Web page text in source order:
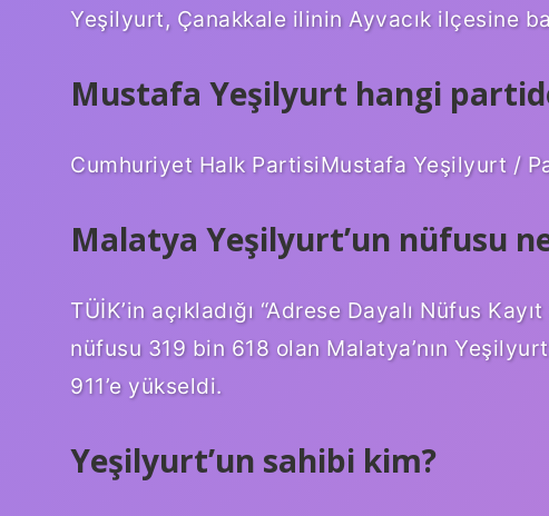
Yeşilyurt, Çanakkale ilinin Ayvacık ilçesine
Mustafa Yeşilyurt hangi
Cumhuriyet Halk PartisiMustafa Yeşilyurt /
Malatya Yeşilyurt’un nüfusu
TÜİK’in açıkladığı “Adrese Dayalı Nüfus
nüfusu 319 bin 618 olan Malatya’nın
911’e yükseldi.
Yeşilyurt’un sahibi kim?